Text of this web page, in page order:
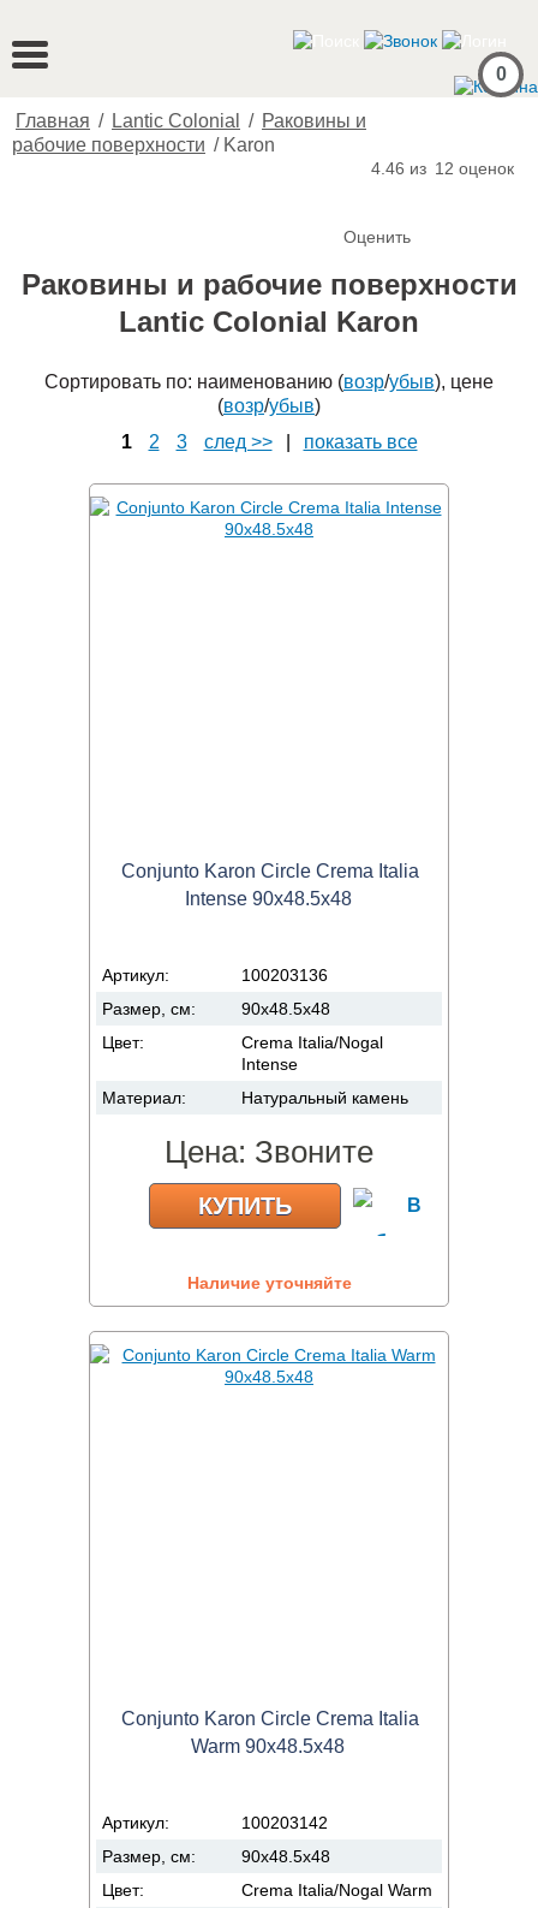
0
Главная / Lantic Colonial / Раковины и
рабочие поверхности / Karon
4.46 из 12 оценок
Оценить
Раковины и рабочие поверхности
Lantic Colonial Karon
Сортировать по: наименованию (возр/убыв), цене
(возр/убыв)
1
2 3 след >> показать все
Conjunto Karon Circle Crema Italia
Intense 90x48.5x48
Артикул:
100203136
Размер, см:
90x48.5x48
Цвет:
Crema Italia/Nogal
Intense
Материал:
Натуральный камень
Цена: Звоните
КУПИТЬ
Наличие уточняйте
Conjunto Karon Circle Crema Italia
Warm 90x48.5x48
Артикул:
100203142
Размер, см:
90x48.5x48
Цвет:
Crema Italia/Nogal Warm